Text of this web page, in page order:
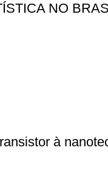
NO
à